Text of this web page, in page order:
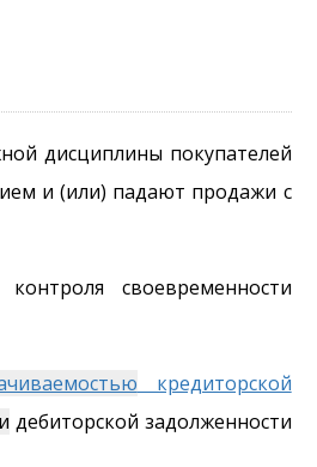
дисциплины покупателей
и (или) падают продажи с
своевременности
кредиторской
дебиторской задолженности